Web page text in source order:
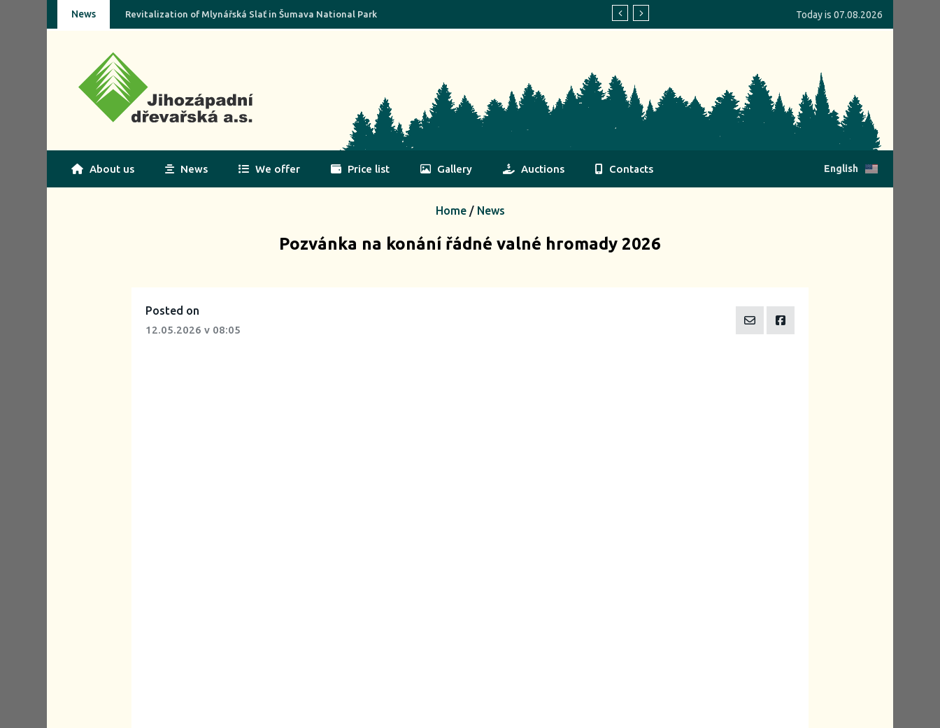
News Revitalization of Mlynářská Slať in Šumava National Park Jihozápadní dřevařská a.s. provides financial support
Today is 07.08.2026
About us News We offer Price list Gallery Auctions Contacts English
Home/ News
Pozvánka na konání řádné valné hromady 2026
Posted on
12.05.2026 v 08:05